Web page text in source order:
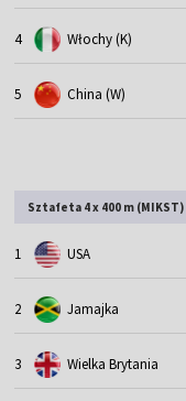
4 Włochy (K)
5 China (W)
Sztafeta 4 x 400 m (MIKST)
1 USA
2 Jamajka
3 Wielka Brytania